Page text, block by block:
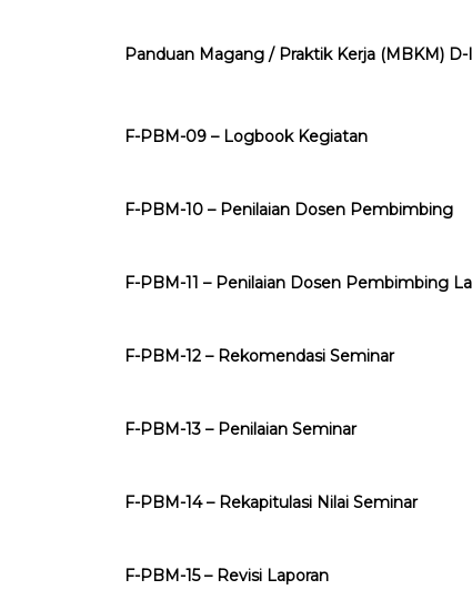
Panduan Magang / Praktik Kerja (MBKM)
F-PBM-09 – Logbook Kegiatan
F-PBM-10 – Penilaian Dosen Pembimbing
F-PBM-11 – Penilaian Dosen Pembimbing
F-PBM-12 – Rekomendasi Seminar
F-PBM-13 – Penilaian Seminar
F-PBM-14 – Rekapitulasi Nilai Seminar
F-PBM-15 – Revisi Laporan